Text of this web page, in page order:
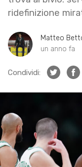
ridefinizione
Matteo
un anno fa
Condividi: